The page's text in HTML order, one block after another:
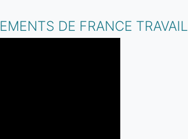
DE FRANCE TRAVAIL